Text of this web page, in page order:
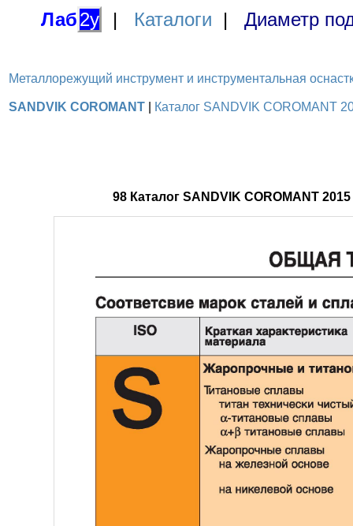
Лаб2у | Каталоги | Диаметр
Металлорежущий инструмент и инструментальная
SANDVIK COROMANT Каталог SANDVIK COROMANT
98 Каталог SANDVIK COROMANT